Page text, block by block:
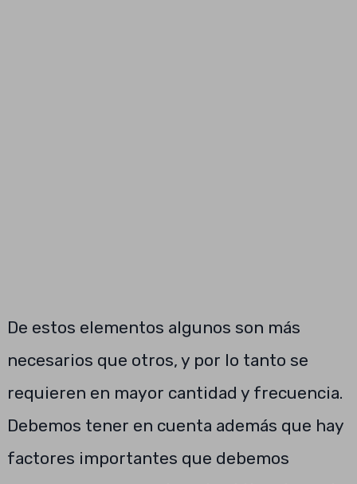
De estos elementos algunos son más
necesarios que otros, y por lo tanto se
requieren en mayor cantidad y frecuencia.
Debemos tener en cuenta además que hay
factores importantes que debemos